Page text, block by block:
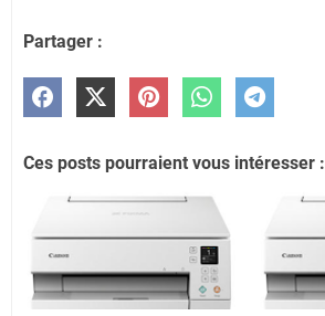
Partager :
Ces posts pourraient vous intéresser :